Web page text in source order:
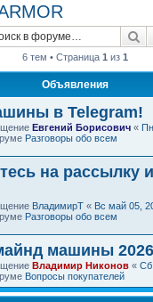
6 тем • Страница 1 из 1
Объявления
в Telegram!
Евгений Борисович «
Разговоры обо всем
на рассылку
ВладимирТ « Вс май 05,
Разговоры обо всем
машины 2026
Владимир Никонов « Сб
Вопросы покупателей